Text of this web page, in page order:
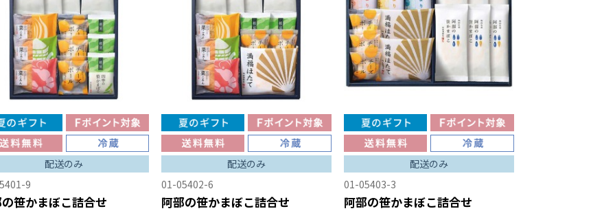
配送のみ
9
笹かまぼこ詰合せ
配送のみ
01-05402-6
阿部の笹かまぼこ詰合せ
配送のみ
01-05403-3
阿部の笹かまぼこ詰合せ